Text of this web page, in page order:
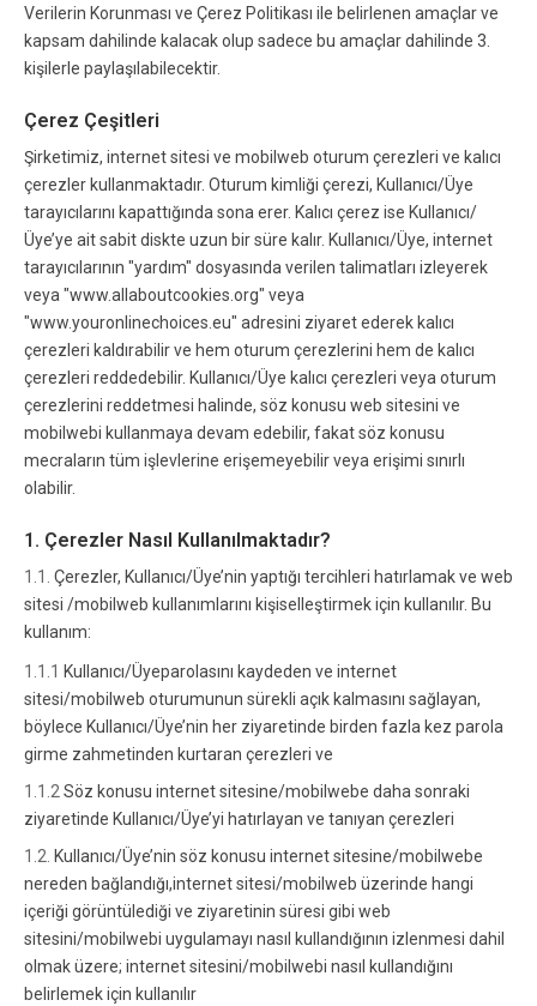
Verilerin Korunması ve Çerez Politikası ile belirlenen amaçlar ve
kapsam dahilinde kalacak olup sadece bu amaçlar dahilinde 3.
kişilerle paylaşılabilecektir.
Çerez Çeşitleri
Şirketimiz, internet sitesi ve mobilweb oturum çerezleri ve kalıcı
çerezler kullanmaktadır. Oturum kimliği çerezi, Kullanıcı/Üye
tarayıcılarını kapattığında sona erer. Kalıcı çerez ise Kullanıcı/
Üye’ye ait sabit diskte uzun bir süre kalır. Kullanıcı/Üye, internet
tarayıcılarının "yardım" dosyasında verilen talimatları izleyerek
veya "www.allaboutcookies.org" veya
"www.youronlinechoices.eu" adresini ziyaret ederek kalıcı
çerezleri kaldırabilir ve hem oturum çerezlerini hem de kalıcı
çerezleri reddedebilir. Kullanıcı/Üye kalıcı çerezleri veya oturum
çerezlerini reddetmesi halinde, söz konusu web sitesini ve
mobilwebi kullanmaya devam edebilir, fakat söz konusu
mecraların tüm işlevlerine erişemeyebilir veya erişimi sınırlı
olabilir.
1. Çerezler Nasıl Kullanılmaktadır?
1.1.
Çerezler, Kullanıcı/Üye’nin yaptığı tercihleri hatırlamak ve web
sitesi /mobilweb kullanımlarını kişiselleştirmek için kullanılır. Bu
kullanım:
1.1.1 Kullanıcı/Üyeparolasını kaydeden ve internet
sitesi/mobilweb oturumunun sürekli açık kalmasını sağlayan,
böylece Kullanıcı/Üye’nin her ziyaretinde birden fazla kez parola
girme zahmetinden kurtaran çerezleri ve
1.1.2 Söz konusu internet sitesine/mobilwebe daha sonraki
ziyaretinde Kullanıcı/Üye’yi hatırlayan ve tanıyan çerezleri
1.2. Kullanıcı/Üye’nin söz konusu internet sitesine/mobilwebe
nereden bağlandığı,internet sitesi/mobilweb üzerinde hangi
içeriği görüntülediği ve ziyaretinin süresi gibi web
sitesini/mobilwebi uygulamayı nasıl kullandığının izlenmesi dahil
olmak üzere; internet sitesini/mobilwebi nasıl kullandığını
belirlemek için kullanılır